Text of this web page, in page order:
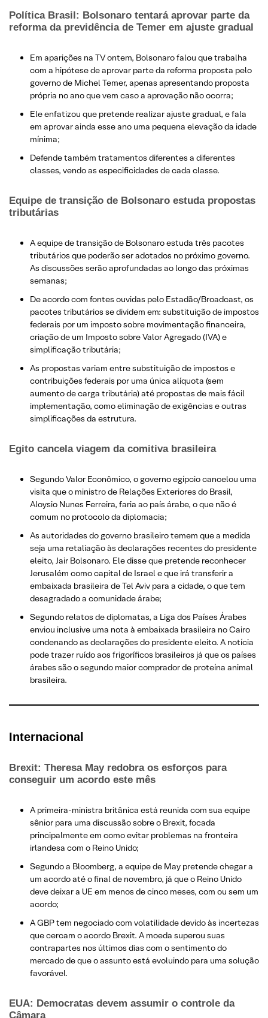
Política Brasil: Bolsonaro tentará aprovar parte da
reforma da previdência de Temer em ajuste gradual
Em aparições na TV ontem, Bolsonaro falou que trabalha
com a hipótese de aprovar parte da reforma proposta pelo
governo de Michel Temer, apenas apresentando proposta
própria no ano que vem caso a aprovação não ocorra;
Ele enfatizou que pretende realizar ajuste gradual, e fala
em aprovar ainda esse ano uma pequena elevação da idade
mínima;
Defende também tratamentos diferentes a diferentes
classes, vendo as especificidades de cada classe.
Equipe de transição de Bolsonaro estuda propostas
tributárias
A equipe de transição de Bolsonaro estuda três pacotes
tributários que poderão ser adotados no próximo governo.
As discussões serão aprofundadas ao longo das próximas
semanas;
De acordo com fontes ouvidas pelo Estadão/Broadcast, os
pacotes tributários se dividem em: substituição de impostos
federais por um imposto sobre movimentação financeira,
criação de um Imposto sobre Valor Agregado (IVA) e
simplificação tributária;
As propostas variam entre substituição de impostos e
contribuições federais por uma única alíquota (sem
aumento de carga tributária) até propostas de mais fácil
implementação, como eliminação de exigências e outras
simplificações da estrutura.
Egito cancela viagem da comitiva brasileira​
Segundo Valor Econômico, o governo egípcio cancelou uma
visita que o ministro de Relações Exteriores do Brasil,
Aloysio Nunes Ferreira, faria ao país árabe, o que não é
comum no protocolo da diplomacia;
As autoridades do governo brasileiro temem que a medida
seja uma retaliação às declarações recentes do presidente
eleito, Jair Bolsonaro. Ele disse que pretende reconhecer
Jerusalém como capital de Israel e que irá transferir a
embaixada brasileira de Tel Aviv para a cidade, o que tem
desagradado a comunidade árabe;
Segundo relatos de diplomatas, a Liga dos Países Árabes
enviou inclusive uma nota à embaixada brasileira no Cairo
condenando as declarações do presidente eleito. A notícia
pode trazer ruído aos frigoríficos brasileiros já que os países
árabes são o segundo maior comprador de proteína animal
brasileira.​
Internacional
Brexit: Theresa May redobra os esforços para
conseguir um acordo este mês
A primeira-ministra britânica está reunida com sua equipe
sênior para uma discussão sobre o Brexit, focada
principalmente em como evitar problemas na fronteira
irlandesa com o Reino Unido;
Segundo a Bloomberg, a equipe de May pretende chegar a
um acordo até o final de novembro, já que o Reino Unido
deve deixar a UE em menos de cinco meses, com ou sem um
acordo;
​A GBP tem negociado com volatilidade devido às incertezas
que cercam o acordo Brexit. A moeda superou suas
contrapartes nos últimos dias com o sentimento do
mercado de que o assunto está evoluindo para uma solução
favorável.
EUA: Democratas devem assumir o controle da
Câmara